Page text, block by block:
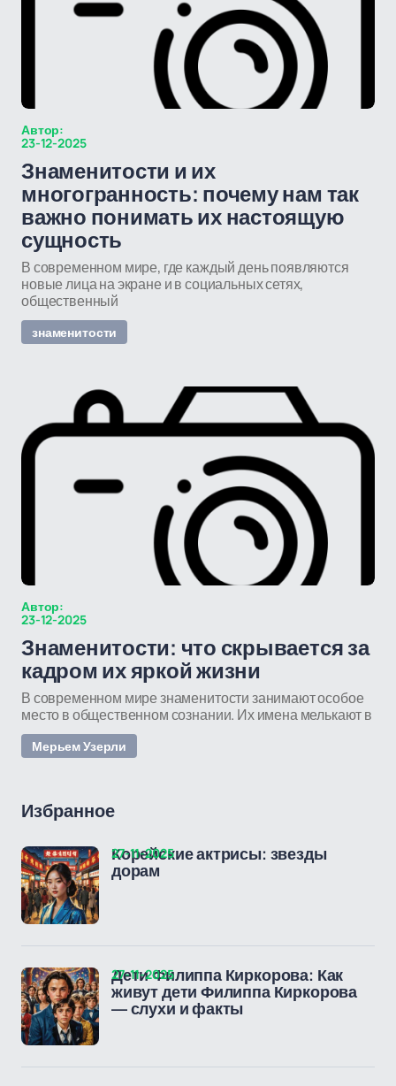
Автор:
23-12-2025
Знаменитости и их
многогранность: почему нам так
важно понимать их настоящую
сущность
В современном мире, где каждый день появляются
новые лица на экране и в социальных сетях,
общественный
знаменитости
Автор:
23-12-2025
Знаменитости: что скрывается за
кадром их яркой жизни
В современном мире знаменитости занимают особое
место в общественном сознании. Их имена мелькают в
Мерьем Узерли
Избранное
Корейские актрисы: звезды
дорам
27-11-2025
Дети Филиппа Киркорова: Как
живут дети Филиппа Киркорова
— слухи и факты
27-11-2025